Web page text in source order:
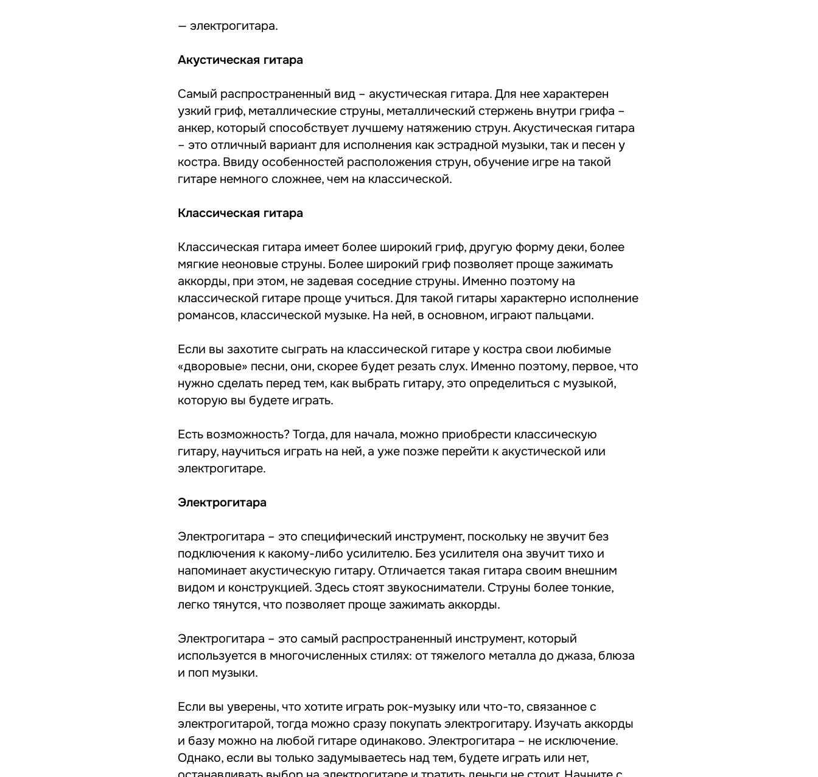
— электрогитара.
Акустическая гитара
Самый распространенный вид – акустическая гитара. Для нее характерен
узкий гриф, металлические струны, металлический стержень внутри грифа –
анкер, который способствует лучшему натяжению струн. Акустическая гитара
– это отличный вариант для исполнения как эстрадной музыки, так и песен у
костра. Ввиду особенностей расположения струн, обучение игре на такой
гитаре немного сложнее, чем на классической.
Классическая гитара
Классическая гитара имеет более широкий гриф, другую форму деки, более
мягкие неоновые струны. Более широкий гриф позволяет проще зажимать
аккорды, при этом, не задевая соседние струны. Именно поэтому на
классической гитаре проще учиться. Для такой гитары характерно исполнение
романсов, классической музыке. На ней, в основном, играют пальцами.
Если вы захотите сыграть на классической гитаре у костра свои любимые
«дворовые» песни, они, скорее будет резать слух. Именно поэтому, первое, что
нужно сделать перед тем, как выбрать гитару, это определиться с музыкой,
которую вы будете играть.
Есть возможность? Тогда, для начала, можно приобрести классическую
гитару, научиться играть на ней, а уже позже перейти к акустической или
электрогитаре.
Электрогитара
Электрогитара – это специфический инструмент, поскольку не звучит без
подключения к какому-либо усилителю. Без усилителя она звучит тихо и
напоминает акустическую гитару. Отличается такая гитара своим внешним
видом и конструкцией. Здесь стоят звукосниматели. Струны более тонкие,
легко тянутся, что позволяет проще зажимать аккорды.
Электрогитара – это самый распространенный инструмент, который
используется в многочисленных стилях: от тяжелого металла до джаза, блюза
и поп музыки.
Если вы уверены, что хотите играть рок-музыку или что-то, связанное с
электрогитарой, тогда можно сразу покупать электрогитару. Изучать аккорды
и базу можно на любой гитаре одинаково. Электрогитара – не исключение.
Однако, если вы только задумываетесь над тем, будете играть или нет,